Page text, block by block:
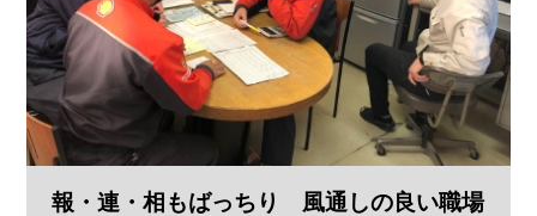
報・連・相もばっちり 風通しの良い職場